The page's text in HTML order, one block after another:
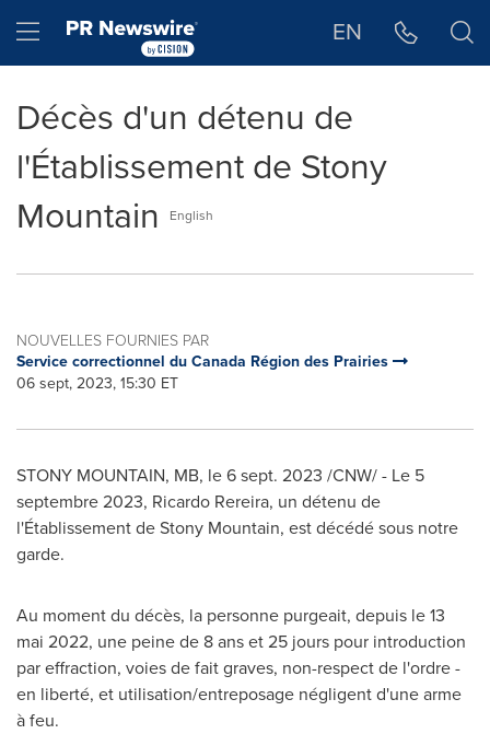
Hamburger menu EN
Décès d'un détenu de
l'Établissement de Stony
Mountain
English
NOUVELLES FOURNIES PAR
Service correctionnel du Canada Région des Prairies
06 sept, 2023, 15:30 ET
STONY MOUNTAIN, MB, le6 sept. 2023 /CNW/ - Le 5
septembre 2023, Ricardo Rereira, un détenu de
l'Établissement deStony Mountain, est décédé sous notre
garde.
Au moment du décès, la personne purgeait, depuis le 13
mai 2022, une peine de 8 ans et 25 jours pour introduction
par effraction, voies de fait graves, non-respect de l'ordre -
en liberté, et utilisation/entreposage négligent d'une arme
à feu.